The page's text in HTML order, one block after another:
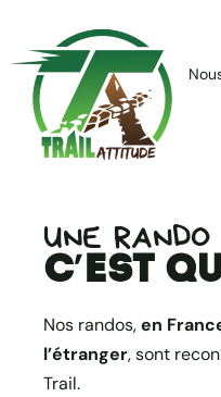
to
content
Trail Attitude
Pilotage
Stages
Pilotage
Moto
RandosUNE RANDO
c’est
Nos randos,en
l’étranger, sont
Trail.